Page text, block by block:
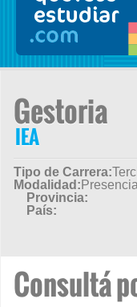
Gestoria
IEA
Tipo de Carrera:
Modalidad: Presencial
Provincia:
País:
Consultá